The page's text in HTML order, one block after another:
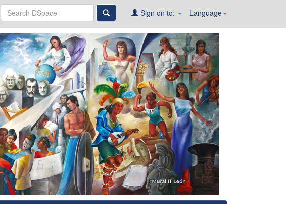
Language
Sign on to: